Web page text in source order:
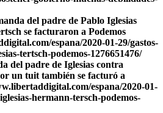
del padre de Pablo Iglesias
se facturaron a Podemos
espana/2020-01-29/gastos-
tertsch-podemos-1276651476/
del padre de Iglesias contra
un tuit también se facturó a
espana/2020-01-
hermann-tersch-podemos-